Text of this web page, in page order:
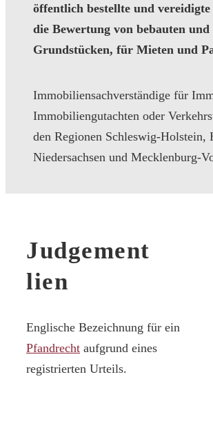
öffentlich bestellte und
die Bewertung von bebauten und
Grundstücken, für Mieten und
Immobiliensachverständige für
Immobiliengutachten oder
den Regionen Schleswig-Holstein,
Niedersachsen und Mecklenburg-
Judgement
lien
Englische Bezeichnung für ein
Pfandrecht aufgrund eines
registrierten Urteils.